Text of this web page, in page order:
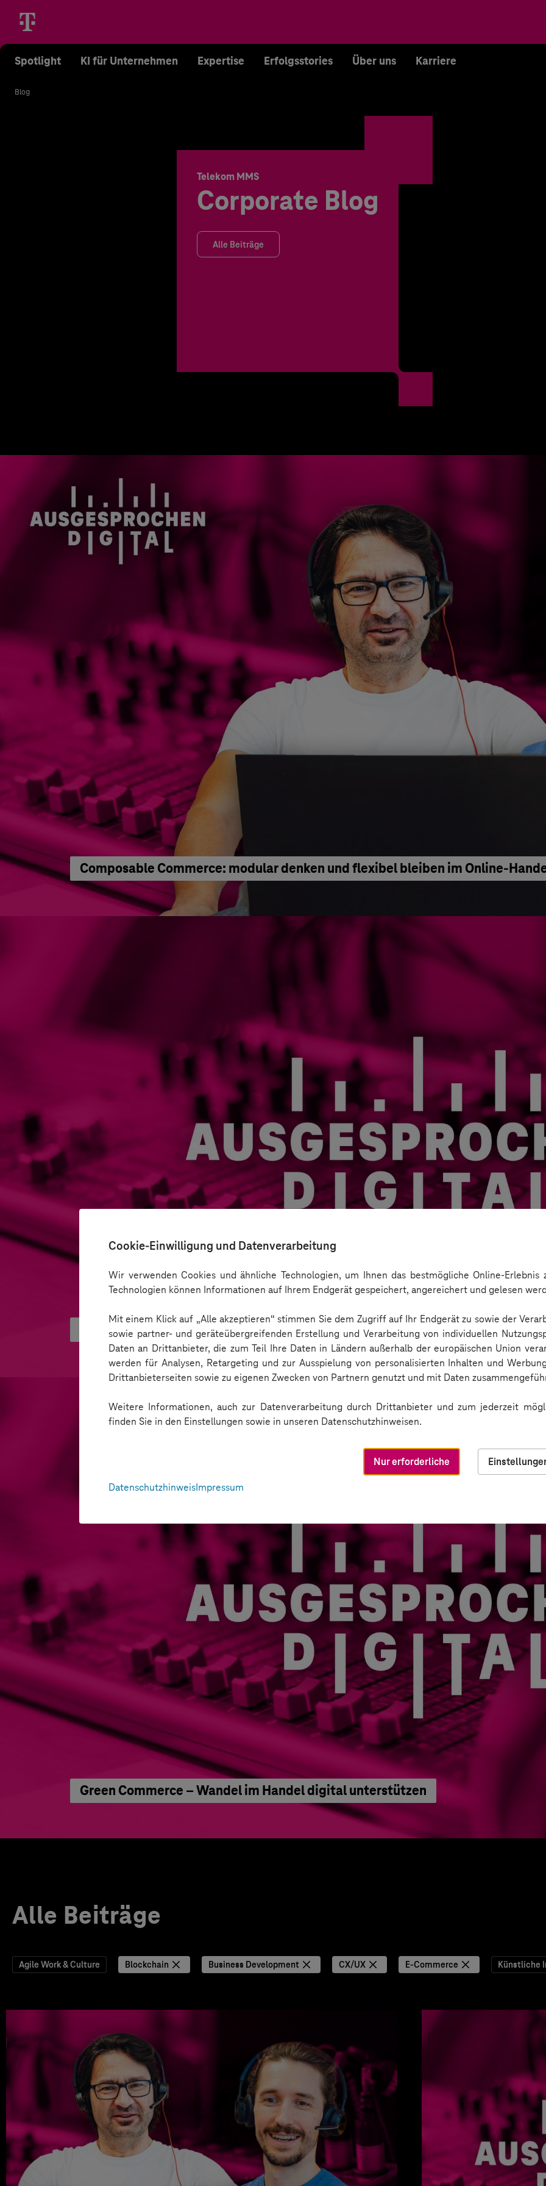
Cookie-Einwilligung und Datenverarbeitung
Wir verwenden Cookies und ähnliche Technologien, um Ihnen das bestmögliche Online-
Technologien können Informationen auf Ihrem Endgerät gespeichert, angereichert und gelesen
Mit einem Klick auf „Alle akzeptieren“ stimmen Sie dem Zugriff auf Ihr Endgerät zu sowie der
sowie partner- und geräteübergreifenden Erstellung und Verarbeitung von individuellen
Daten an Drittanbieter, die zum Teil Ihre Daten in Ländern außerhalb der europäischen Union
werden für Analysen, Retargeting und zur Ausspielung von personalisierten Inhalten und
Drittanbieterseiten sowie zu eigenen Zwecken von Partnern genutzt und mit Daten
Weitere Informationen, auch zur Datenverarbeitung durch Drittanbieter und zum jederzeit
finden Sie in den Einstellungen sowie in unseren Datenschutzhinweisen.
Nur erforderliche
DatenschutzhinweisImpressum
Spotlight KI für Unternehmen Expertise Erfolgsstories Über uns Karriere
Blog
Telekom MMS
Corporate Blog
Alle Beiträge
Composable Commerce: modular denken und flexibel bleiben im Online-
Vernetzt euch! Mit dem Smart Systems Hub zukunftsfähige IoT-Lösungen
Green Commerce – Wandel im Handel digital unterstützen
Alle Beiträge
Agile Work & Culture Blockchain Business Development CX/UX E-Commerce Künstliche